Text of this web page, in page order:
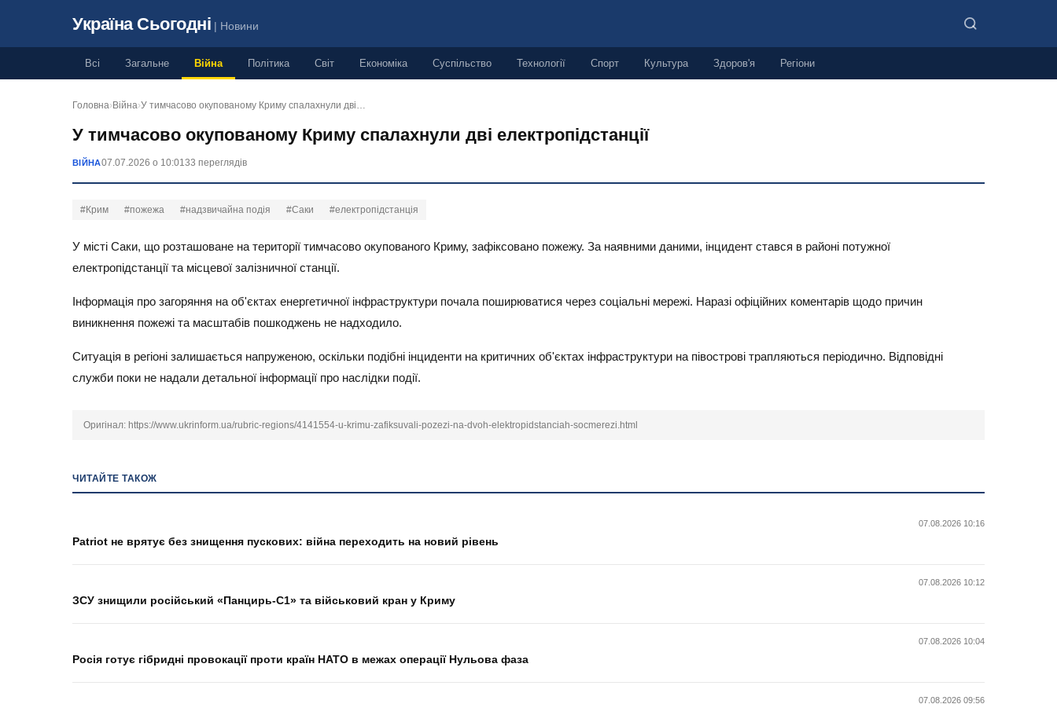
Україна Сьогодні | Новини
Всі Загальне Війна Політика Світ Економіка Суспільство Технології Спорт Культура Здоров'я Регіони
Головна› Війна›У тимчасово окупованому Криму спалахнули дві…
У тимчасово окупованому Криму спалахнули дві електропідстанції
ВІЙНА07.07.2026 о 10:0133 переглядів
#Крим #пожежа #надзвичайна подія #Саки #електропідстанція
У місті Саки, що розташоване на території тимчасово окупованого Криму, зафіксовано пожежу. За наявними даними, інцидент стався в районі потужної
електропідстанції та місцевої залізничної станції.
Інформація про загоряння на об'єктах енергетичної інфраструктури почала поширюватися через соціальні мережі. Наразі офіційних коментарів щодо причин
виникнення пожежі та масштабів пошкоджень не надходило.
Ситуація в регіоні залишається напруженою, оскільки подібні інциденти на критичних об'єктах інфраструктури на півострові трапляються періодично. Відповідні
служби поки не надали детальної інформації про наслідки події.
Оригінал: https://www.ukrinform.ua/rubric-regions/4141554-u-krimu-zafiksuvali-pozezi-na-dvoh-elektropidstanciah-socmerezi.html
ЧИТАЙТЕ ТАКОЖ
07.08.2026 10:16
Patriot не врятує без знищення пускових: війна переходить на новий рівень
07.08.2026 10:12
ЗСУ знищили російський «Панцирь-С1» та військовий кран у Криму
07.08.2026 10:04
Росія готує гібридні провокації проти країн НАТО в межах операції Нульова фаза
07.08.2026 09:56